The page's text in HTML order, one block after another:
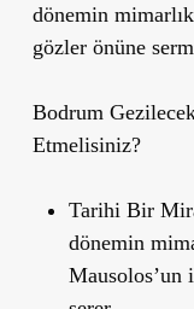
dönemin mimarlık
gözler önüne
Bodrum
Etmelisiniz?
Tarihi Bir
dönemin
Mausolos’un